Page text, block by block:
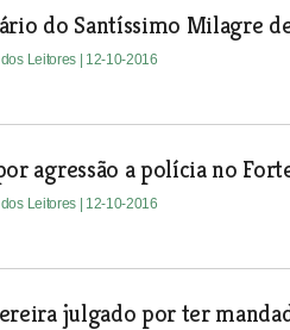
do Santíssimo Milagre
Leitores | 12-10-2016
agressão a polícia no
Leitores | 12-10-2016
julgado por ter